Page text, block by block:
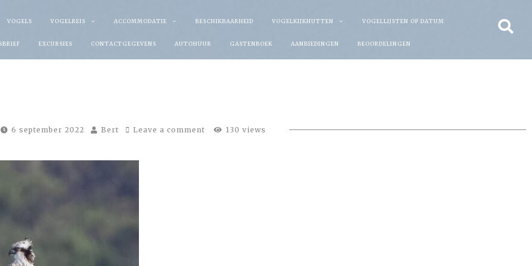
VOGELS VOGELREIS ACCOMMODATIE BESCHIKBAARHEID VOGELKIJKHUTTEN VOGELLIJSTEN OP DATUM
EXCURSIES CONTACTGEGEVENS AUTOHUUR GASTENBOEK AANBIEDINGEN BEOORDELINGEN
6 september 2022 Bert Leave a comment 130 views